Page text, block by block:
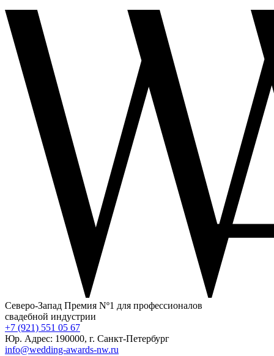
Северо-Запад Премия Nº1 для профессионалов
свадебной индустрии
+7 (921) 551 05 67
Юр. Адрес: 190000, г. Санкт-Петербург
info@wedding-awards-nw.ru